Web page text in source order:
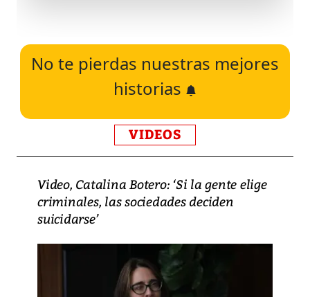
No te pierdas nuestras mejores
historias
VIDEOS
Video, Catalina Botero: ‘Si la gente elige
criminales, las sociedades deciden
suicidarse’